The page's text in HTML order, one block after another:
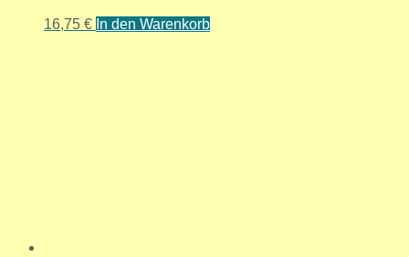
16,75 € In den Warenkorb